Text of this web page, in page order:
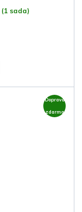
(1 sada)
Doprava
zdarma